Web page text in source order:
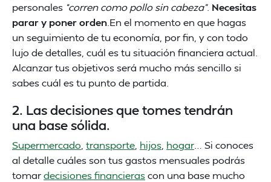
personales “corren como pollo sin cabeza”. Necesitas
parar y poner orden .En el momento en que hagas
un seguimiento de tu economía, por fin, y con todo
lujo de detalles, cuál es tu situación financiera actual.
Alcanzar tus objetivos será mucho más sencillo si
sabes cuál es tu punto de partida.
2. Las decisiones que tomes tendrán
una base sólida.
Supermercado transporte hijos hogar … Si conoces
al detalle cuáles son tus gastos mensuales podrás
tomardecisiones financierascon una base mucho